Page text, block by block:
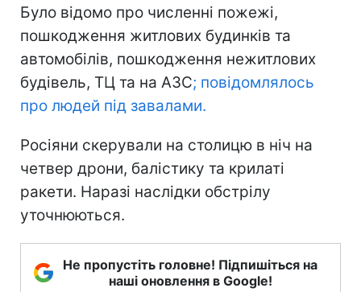
Було відомо про численні пожежі,
пошкодження житлових будинків та
автомобілів, пошкодження нежитлових
будівель, ТЦ та на АЗС; повідомлялось
про людей під завалами.
Росіяни скерували на столицю в ніч на
четвер дрони, балістику та крилаті
ракети. Наразі наслідки обстрілу
уточнюються.
Не пропустіть головне! Підпишіться на
наші оновлення в Google!